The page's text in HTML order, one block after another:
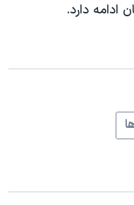
ادامه دارد.